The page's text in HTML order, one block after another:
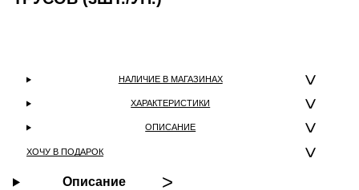
НАЛИЧИЕ В МАГАЗИНАХ
ХАРАКТЕРИСТИКИ
ОПИСАНИЕ
ХОЧУ В ПОДАРОК
Описание